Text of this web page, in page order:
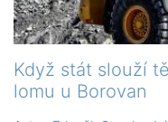
Když stát slouží
lomu u Borovan